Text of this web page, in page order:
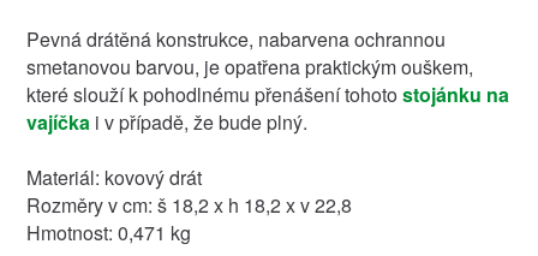
Pevná drátěná konstrukce, nabarvena ochrannou
smetanovou barvou, je opatřena praktickým ouškem,
které slouží k pohodlnému přenášení tohoto stojánku na
vajíčkai v případě, že bude plný.
Materiál: kovový drát
Rozměry v cm: š 18,2 x h 18,2 x v 22,8
Hmotnost: 0,471 kg